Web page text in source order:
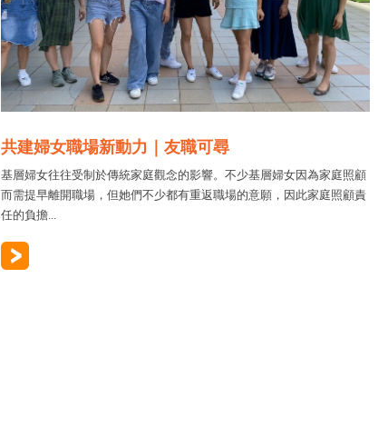
共建婦女職場新動力｜友職可尋
基層婦女往往受制於傳統家庭觀念的影響。不少基層婦女因為家庭照顧
而需提早離開職場，但她們不少都有重返職場的意願，因此家庭照顧責
任的負擔...